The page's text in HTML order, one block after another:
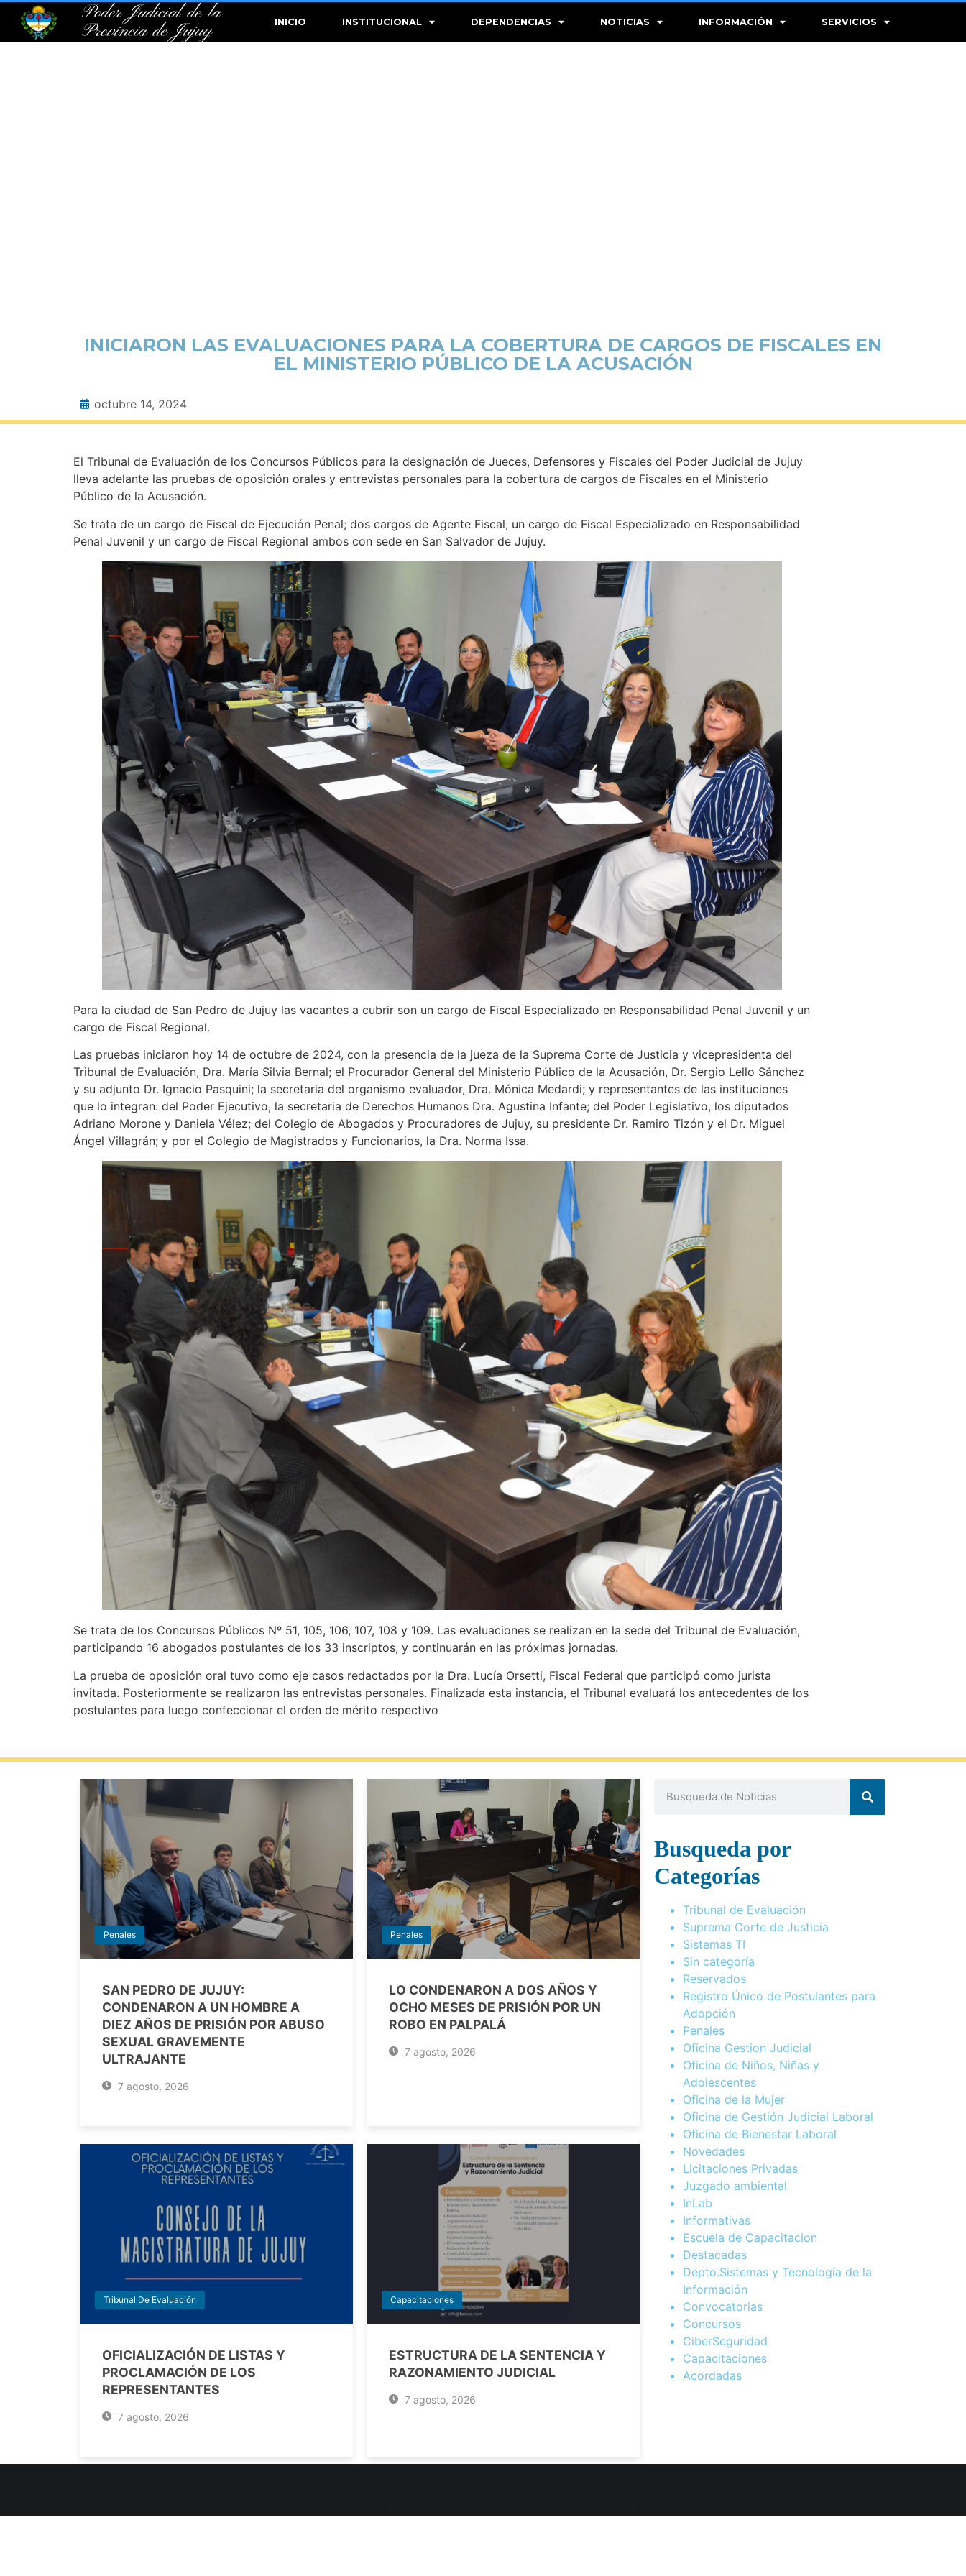
Poder Judicial de la
Provincia de Jujuy
INICIO INSTITUCIONAL DEPENDENCIAS NOTICIAS INFORMACIÓN SERVICIOS
INICIARON LAS EVALUACIONES PARA LA COBERTURA DE CARGOS DE FISCALES EN
EL MINISTERIO PÚBLICO DE LA ACUSACIÓN
octubre 14, 2024
El Tribunal de Evaluación de los Concursos Públicos para la designación de Jueces, Defensores y Fiscales del Poder Judicial de Jujuy
lleva adelante las pruebas de oposición orales y entrevistas personales para la cobertura de cargos de Fiscales en el Ministerio
Público de la Acusación.
Se trata de un cargo de Fiscal de Ejecución Penal; dos cargos de Agente Fiscal; un cargo de Fiscal Especializado en Responsabilidad
Penal Juvenil y un cargo de Fiscal Regional ambos con sede en San Salvador de Jujuy.
Para la ciudad de San Pedro de Jujuy las vacantes a cubrir son un cargo de Fiscal Especializado en Responsabilidad Penal Juvenil y un
cargo de Fiscal Regional.
Las pruebas iniciaron hoy 14 de octubre de 2024, con la presencia de la jueza de la Suprema Corte de Justicia y vicepresidenta del
Tribunal de Evaluación, Dra. María Silvia Bernal; el Procurador General del Ministerio Público de la Acusación, Dr. Sergio Lello Sánchez
y su adjunto Dr. Ignacio Pasquini; la secretaria del organismo evaluador, Dra. Mónica Medardi; y representantes de las instituciones
que lo integran: del Poder Ejecutivo, la secretaria de Derechos Humanos Dra. Agustina Infante; del Poder Legislativo, los diputados
Adriano Morone y Daniela Vélez; del Colegio de Abogados y Procuradores de Jujuy, su presidente Dr. Ramiro Tizón y el Dr. Miguel
Ángel Villagrán; y por el Colegio de Magistrados y Funcionarios, la Dra. Norma Issa.
Se trata de los Concursos Públicos Nº 51, 105, 106, 107, 108 y 109. Las evaluaciones se realizan en la sede del Tribunal de Evaluación,
participando 16 abogados postulantes de los 33 inscriptos, y continuarán en las próximas jornadas.
La prueba de oposición oral tuvo como eje casos redactados por la Dra. Lucía Orsetti, Fiscal Federal que participó como jurista
invitada. Posteriormente se realizaron las entrevistas personales. Finalizada esta instancia, el Tribunal evaluará los antecedentes de los
postulantes para luego confeccionar el orden de mérito respectivo
Penales
SAN PEDRO DE JUJUY:
CONDENARON A UN HOMBRE A
DIEZ AÑOS DE PRISIÓN POR ABUSO
SEXUAL GRAVEMENTE
ULTRAJANTE
7 agosto, 2026
Penales
LO CONDENARON A DOS AÑOS Y
OCHO MESES DE PRISIÓN POR UN
ROBO EN PALPALÁ
7 agosto, 2026
Tribunal De Evaluación
OFICIALIZACIÓN DE LISTAS Y
PROCLAMACIÓN DE LOS
REPRESENTANTES
7 agosto, 2026
Capacitaciones
ESTRUCTURA DE LA SENTENCIA Y
RAZONAMIENTO JUDICIAL
7 agosto, 2026
Busqueda por
Categorías
Tribunal de Evaluación
Suprema Corte de Justicia
Sistemas TI
Sin categoría
Reservados
Registro Único de Postulantes para
Adopción
Penales
Oficina Gestion Judicial
Oficina de Niños, Niñas y
Adolescentes
Oficina de la Mujer
Oficina de Gestión Judicial Laboral
Oficina de Bienestar Laboral
Novedades
Licitaciones Privadas
Juzgado ambiental
InLab
Informativas
Escuela de Capacitacion
Destacadas
Depto.Sistemas y Tecnología de la
Información
Convocatorias
Concursos
CiberSeguridad
Capacitaciones
Acordadas